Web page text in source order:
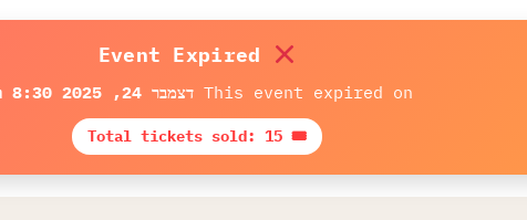
This event expired on דצמבר 24, 2025 8:30 pm
🎟 Total tickets sold: 15